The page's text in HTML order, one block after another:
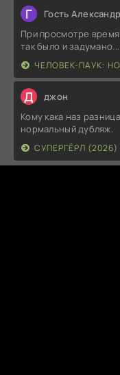
Г Гость Александр
При просмотре
так было и задумано...
ЧЕЛОВЕК-ПАУК:
Д джон
Кому кака наз
нормальный дубляж.
СУПЕРГЁРЛ (2026)